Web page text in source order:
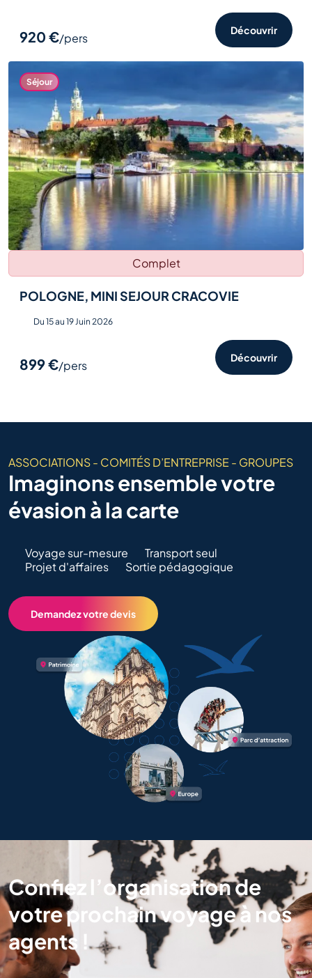
920 €/pers
Découvrir
Séjour
Complet
POLOGNE, MINI SEJOUR CRACOVIE
Du 15 au 19 Juin 2026
899 €/pers
Découvrir
ASSOCIATIONS - COMITÉS D’ENTREPRISE - GROUPES
Imaginons ensemble votre
évasion à la carte
Voyage sur-mesure
Transport seul
Projet d'affaires
Sortie pédagogique
Demandez votre devis
Confiez l’organisation de
votre prochain voyage à nos
agents !